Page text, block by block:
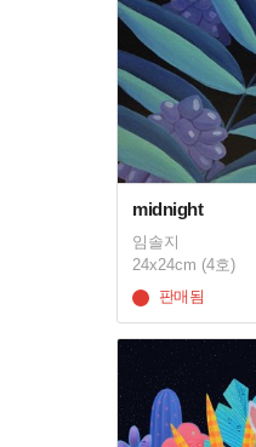
midnight
임솔지
24x24cm (4호)
판매됨